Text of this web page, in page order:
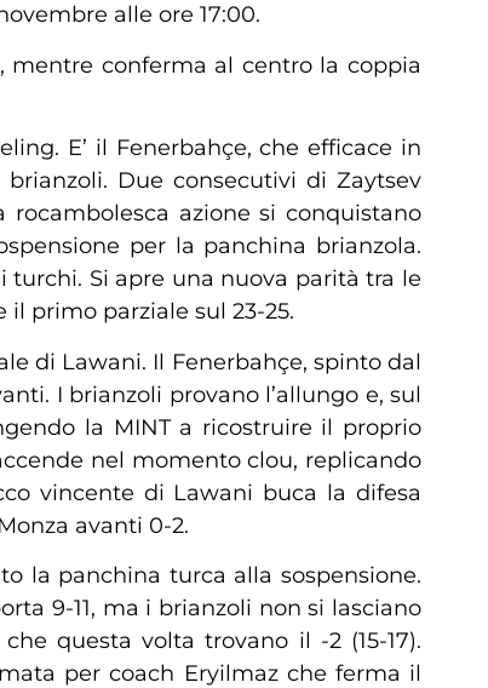
alle ore 17:00.
mentre conferma al centro la coppia
E’ il Fenerbahçe, che efficace in
Due consecutivi di Zaytsev
azione si conquistano
per la panchina brianzola.
turchi. Si apre una nuova parità tra le
il primo parziale sul 23-25.
di Lawani. Il Fenerbahçe, spinto dal
I brianzoli provano l’allungo e, sul
la MINT a ricostruire il proprio
nel momento clou, replicando
vincente di Lawani buca la difesa
avanti 0-2.
la panchina turca alla sospensione.
9-11, ma i brianzoli non si lasciano
questa volta trovano il -2 (15-17).
per coach Eryilmaz che ferma il